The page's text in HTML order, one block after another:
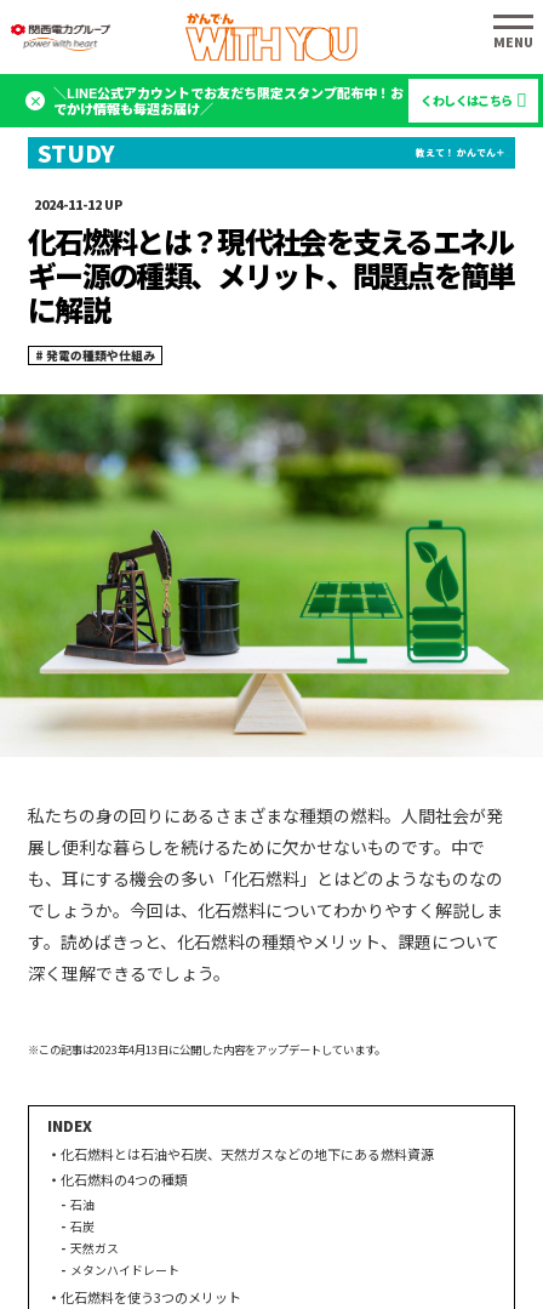
＼LINE公式アカウントでお友だち限定スタンプ配布中！お
でかけ情報も毎週お届け／
くわしくはこちら
2024-11-12
化石燃料とは？現代社会を支えるエネル
ギー源の種類、メリット、問題点を簡単
に解説
発電の種類や仕組み
私たちの身の回りにあるさまざまな種類の燃料。人間社会が発
展し便利な暮らしを続けるために欠かせないものです。中で
も、耳にする機会の多い「化石燃料」とはどのようなものなの
でしょうか。今回は、化石燃料についてわかりやすく解説しま
す。読めばきっと、化石燃料の種類やメリット、課題について
深く理解できるでしょう。
※この記事は2023年4月13日に公開した内容をアップデートしています。
化石燃料とは石油や石炭、天然ガスなどの地下にある燃料資源
化石燃料の4つの種類
石油
石炭
天然ガス
メタンハイドレート
化石燃料を使う3つのメリット